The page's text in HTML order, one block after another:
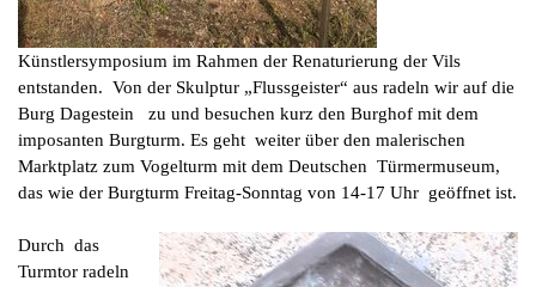
Künstlersymposium im Rahmen der Renaturierung der Vils
entstanden. Von der Skulptur „Flussgeister“ aus radeln wir auf die
Burg Dagestein zu und besuchen kurz den Burghof mit dem
imposanten Burgturm. Es geht weiter über den malerischen
Marktplatz zum Vogelturm mit dem Deutschen Türmermuseum,
das wie der Burgturm Freitag-Sonntag von 14-17 Uhr geöffnet ist.
Durch das
Turmtor radeln